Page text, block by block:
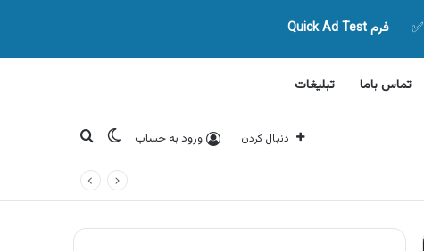
فرم Quick Ad Test
تماس باما تبلیغات
دنبال کردن ورود به حساب تغییر پوسته
جستجو برای